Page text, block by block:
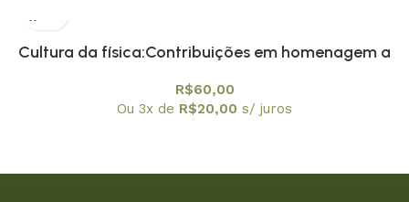
Cultura da física:Contribuições em homenagem a
R$60,00
Ou 3x de R$20,00 s/ juros